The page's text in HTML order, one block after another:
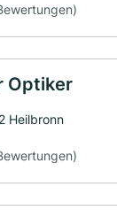
Optiker
Heilbronn